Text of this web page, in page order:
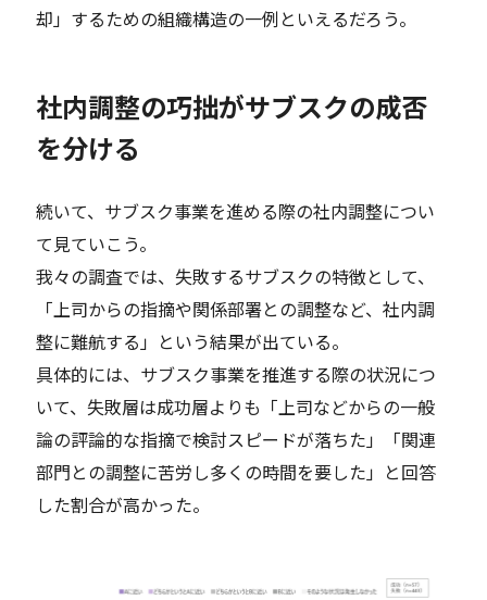
却」するための組織構造の一例といえるだろう。
社内調整の巧拙がサブスクの成否
を分ける
続いて、サブスク事業を進める際の社内調整につい
て見ていこう。
我々の調査では、失敗するサブスクの特徴として、
「上司からの指摘や関係部署との調整など、社内調
整に難航する」という結果が出ている。
具体的には、サブスク事業を推進する際の状況につ
いて、失敗層は成功層よりも「上司などからの一般
論の評論的な指摘で検討スピードが落ちた」「関連
部門との調整に苦労し多くの時間を要した」と回答
した割合が高かった。